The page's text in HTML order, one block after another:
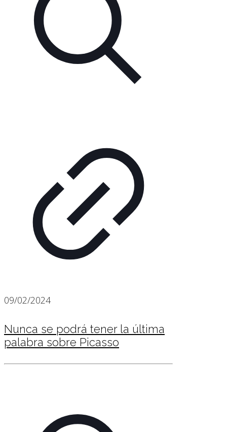
09/02/2024
Nunca se podrá tener la última
palabra sobre Picasso